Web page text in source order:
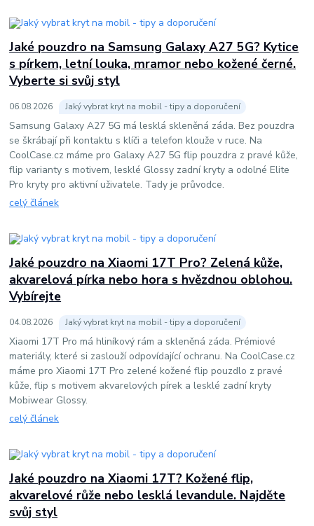
Jaké pouzdro na Samsung Galaxy A27 5G? Kytice
s pírkem, letní louka, mramor nebo kožené černé.
Vyberte si svůj styl
06.08.2026 Jaký vybrat kryt na mobil - tipy a doporučení
Samsung Galaxy A27 5G má lesklá skleněná záda. Bez pouzdra
se škrábají při kontaktu s klíči a telefon klouže v ruce. Na
CoolCase.cz máme pro Galaxy A27 5G flip pouzdra z pravé kůže,
flip varianty s motivem, lesklé Glossy zadní kryty a odolné Elite
Pro kryty pro aktivní uživatele. Tady je průvodce.
celý článek
Jaké pouzdro na Xiaomi 17T Pro? Zelená kůže,
akvarelová pírka nebo hora s hvězdnou oblohou.
Vybírejte
04.08.2026 Jaký vybrat kryt na mobil - tipy a doporučení
Xiaomi 17T Pro má hliníkový rám a skleněná záda. Prémiové
materiály, které si zaslouží odpovídající ochranu. Na CoolCase.cz
máme pro Xiaomi 17T Pro zelené kožené flip pouzdlo z pravé
kůže, flip s motivem akvarelových pírek a lesklé zadní kryty
Mobiwear Glossy.
celý článek
Jaké pouzdro na Xiaomi 17T? Kožené flip,
akvarelové růže nebo lesklá levandule. Najděte
svůj styl